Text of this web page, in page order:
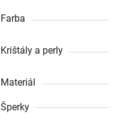
Farba
Krištály a perly
Materiál
Šperky